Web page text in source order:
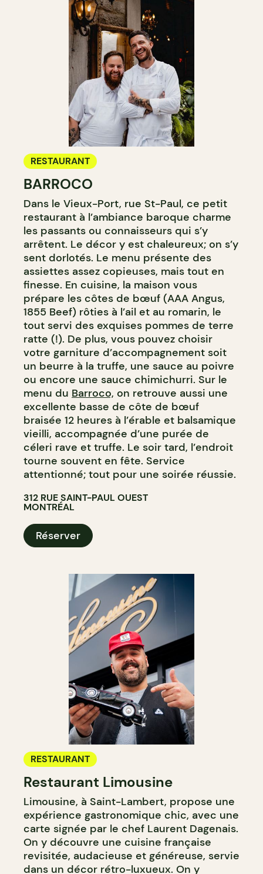
RESTAURANT
BARROCO
Dans le Vieux-Port, rue St-Paul, ce petit
restaurant à l’ambiance baroque charme
les passants ou connaisseurs qui s’y
arrêtent. Le décor y est chaleureux; on s’y
sent dorlotés. Le menu présente des
assiettes assez copieuses, mais tout en
finesse. En cuisine, la maison vous
prépare les côtes de bœuf (AAA Angus,
1855 Beef) rôties à l’ail et au romarin, le
tout servi des exquises pommes de terre
ratte (!). De plus, vous pouvez choisir
votre garniture d’accompagnement soit
un beurre à la truffe, une sauce au poivre
ou encore une sauce chimichurri. Sur le
menu du Barroco, on retrouve aussi une
excellente basse de côte de bœuf
braisée 12 heures à l’érable et balsamique
vieilli, accompagnée d’une purée de
céleri rave et truffe. Le soir tard, l’endroit
tourne souvent en fête. Service
attentionné; tout pour une soirée réussie.
312 RUE SAINT-PAUL OUEST
MONTRÉAL
Réserver
RESTAURANT
Restaurant Limousine
Limousine, à Saint-Lambert, propose une
expérience gastronomique chic, avec une
carte signée par le chef Laurent Dagenais.
On y découvre une cuisine française
revisitée, audacieuse et généreuse, servie
dans un décor rétro-luxueux. On y